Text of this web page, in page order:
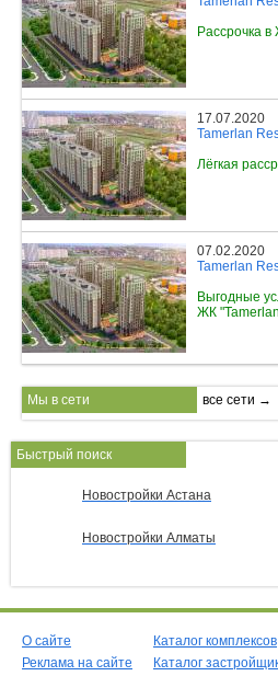
Рассрочка
17.07.2020
Tamerlan
Лёгкая
07.02.2020
Tamerlan
Выгодные
ЖК
Мы в сети все сети →
Быстрый поиск
Новостройки Астана
Новостройки Алматы
О сайте
Реклама на сайте
Каталог комплексов
Каталог